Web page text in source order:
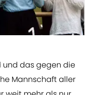
und das gegen die
Mannschaft aller